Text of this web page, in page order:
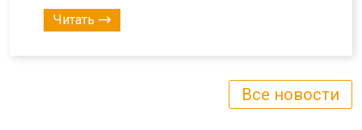
Читать
Все новости